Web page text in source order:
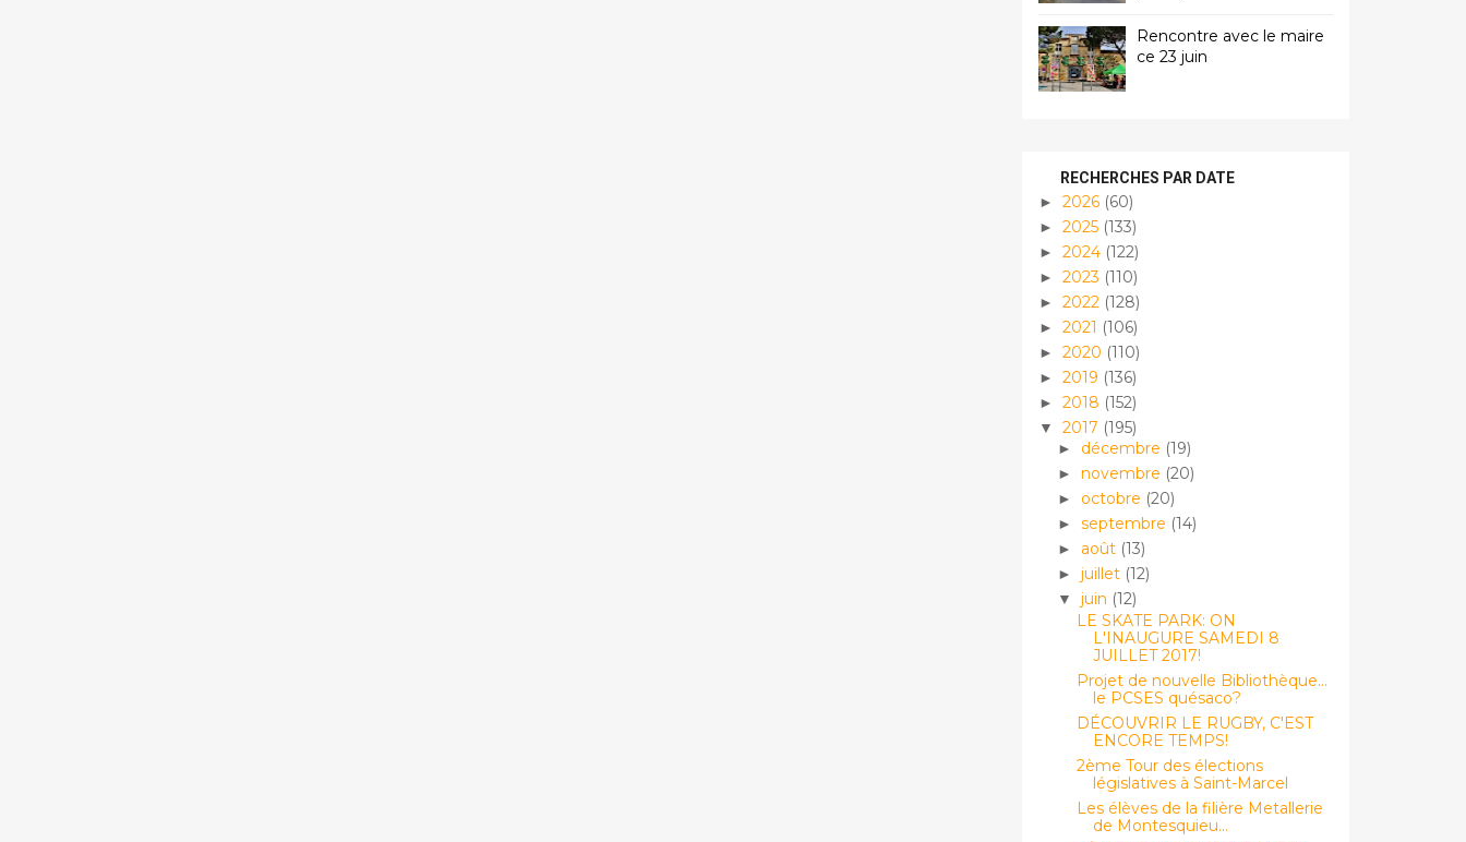
Rencontre avec le maire
ce 23 juin
RECHERCHES PAR DATE
► 2026 (60)
► 2025 (133)
► 2024 (122)
► 2023 (110)
► 2022 (128)
► 2021 (106)
► 2020 (110)
► 2019 (136)
► 2018 (152)
▼ 2017 (195)
► décembre (19)
► novembre (20)
► octobre (20)
► septembre (14)
► août (13)
► juillet (12)
▼ juin (12)
LE SKATE PARK: ON
L'INAUGURE SAMEDI 8
JUILLET 2017!
Projet de nouvelle Bibliothèque...
le PCSES quésaco?
DÉCOUVRIR LE RUGBY, C'EST
ENCORE TEMPS!
2ème Tour des élections
législatives à Saint-Marcel
Les élèves de la filière Metallerie
de Montesquieu...